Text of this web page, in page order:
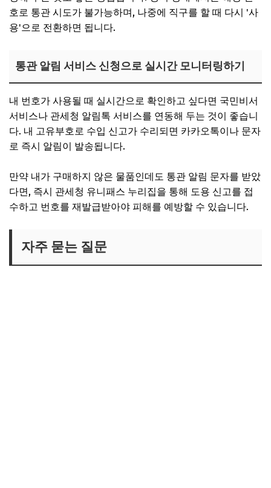
호로 통관 시도가 불가능하며, 나중에 직구를 할 때 다시 '사
용'으로 전환하면 됩니다.
통관 알림 서비스 신청으로 실시간 모니터링하기
내 번호가 사용될 때 실시간으로 확인하고 싶다면 국민비서
서비스나 관세청 알림톡 서비스를 연동해 두는 것이 좋습니
다. 내 고유부호로 수입 신고가 수리되면 카카오톡이나 문자
로 즉시 알림이 발송됩니다.
만약 내가 구매하지 않은 물품인데도 통관 알림 문자를 받았
다면, 즉시 관세청 유니패스 누리집을 통해 도용 신고를 접
수하고 번호를 재발급받아야 피해를 예방할 수 있습니다.
자주 묻는 질문